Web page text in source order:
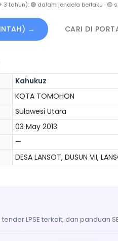
3 tahun): 🟢 dalam jendela berlaku · 🟡
→ CARI DI
Kahukuz
KOTA TOMOHON
Sulawesi Utara
03 May 2013
—
DESA LANSOT, DUSUN VII,
LPSE terkait, dan panduan